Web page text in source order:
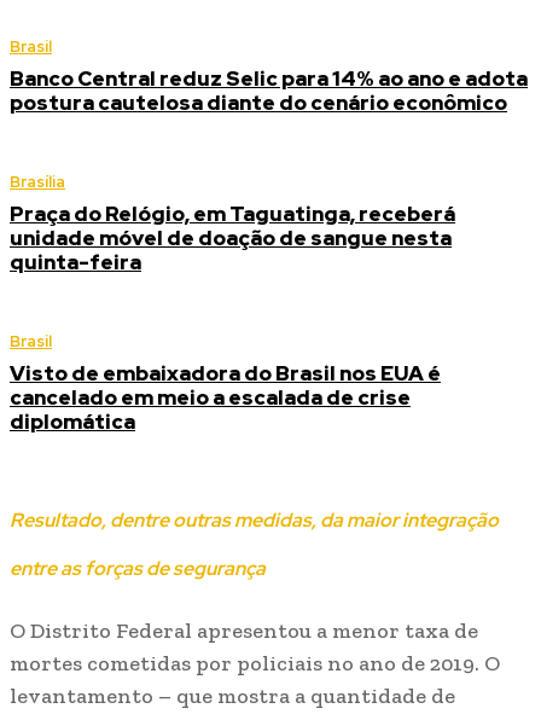
Brasil
Banco Central reduz Selic para 14% ao ano e adota
postura cautelosa diante do cenário econômico
Brasília
Praça do Relógio, em Taguatinga, receberá
unidade móvel de doação de sangue nesta
quinta-feira
Brasil
Visto de embaixadora do Brasil nos EUA é
cancelado em meio a escalada de crise
diplomática
Resultado, dentre outras medidas, da maior integração
entre as forças de segurança
O Distrito Federal apresentou a menor taxa de
mortes cometidas por policiais no ano de 2019. O
levantamento – que mostra a quantidade de